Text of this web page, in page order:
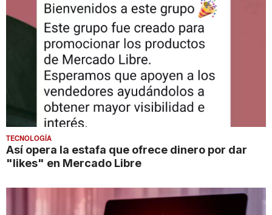
TECNOLOGÍA
Así opera la estafa que ofrece dinero por dar
"likes" en Mercado Libre